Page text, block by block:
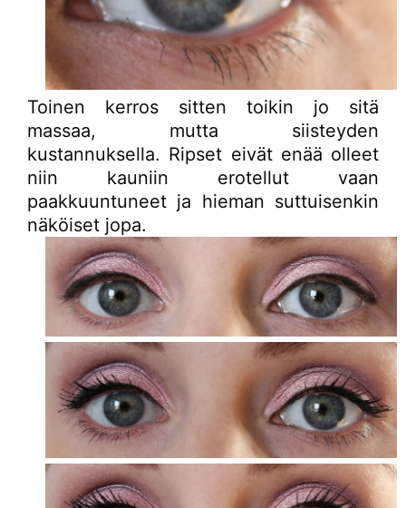
Toinen kerros sitten toikin jo sitä
massaa, mutta siisteyden
kustannuksella. Ripset eivät enää olleet
niin kauniin erotellut vaan
paakkuuntuneet ja hieman suttuisenkin
näköiset jopa.